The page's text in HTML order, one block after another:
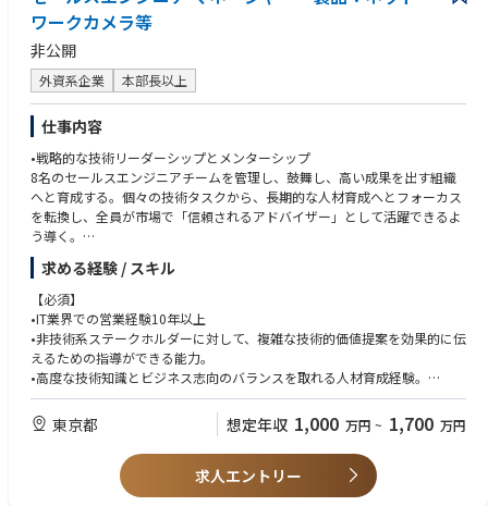
ラクティスに関する知見を提供する
インテグレーターや主要パートナーと協業し、複雑な技術課題の解決を推
進す
デモや PoC を企画・実施し、ソリューションの価値を分かりやすく伝え
る
顧客のビジネス目標を技術要件に落とし込み、製品機能や新ソリューショ
ンの改善にフィードバックする
プロダクトマネジメントと緊密に連携し、プロダクト、サービス、ソリュ
ーション全体に加え、必要なサードパーティ要素を含むソリューション
を、CAPEX／SaaS／IaaS いずれの形態でも提供できるよう設計する
技術的な観点から価値を訴求し、顧客からの懸念や質問に対応する
デリバリーチームへの円滑なナレッジトランスファーを行い、プロジェク
ト移行を支援する
業界ベストプラクティスに基づき、技術ソリューションの規模策定、設
計、構成に関する技術的助言を行う
JUNOS をはじめ、MPLS、SR-MPLS、SRv6、L2/L3 VPN、EVPN、VXLA
N、BGP、CoS などの技術に加え、 SP WAN（アクセス／アグリゲーショ
ン／エッジ／コア）、Enterprise WAN、データセンター、仮想化技術に関
する専門知識を有する
JUNOS を中心とした MX、PTX、QFX、CX、SRX、EX、ACX、vMX、vSRX
などの HPE Networking 製品や、 Routing Director、Mist、Apstra などの
管理・自動化ソリューション、ならびに SDN／NFV に関する知識を活か
し、 アカウントマネージャーと協力して最適なソリューションを提案する
品
Apstra、Paragon Automation/Routing Director などの自動化ツール
Netconf、REST API、YANG、テレメトリによる監視・管理
DPDK、SR-IOV、SmartNIC などを利用した x86 仮想化技術
RFP／入札対応（コンプライアンス、BoM、価格、ソリューション文書）
の経験
日常会話レベルの英語、読み書きができる
【あると望ましい経験、スキル】
技術営業におけるリーダーシップまたはメンタリング経験
JNCIE または同等のエキスパート資格
API、Postman、JSON、Python などのプログラミングに対する基礎的な
ワークカメラ等
非公開
外資系企業 本部長以上
仕事内容
•戦略的な技術リーダーシップとメンターシップ
8名のセールスエンジニアチームを管理し、鼓舞し、高い成果を出す組織
へと育成する。個々の技術タスクから、長期的な人材育成へとフォーカス
を転換し、全員が市場で「信頼されるアドバイザー」として活躍できるよ
う導く。
・プリセールスの卓越性とエコシステム最適化
技術営業支援の全体戦略を主導する。SEリソースを重要案件へ戦略的に配
置し、意思決定者への影響力を最大化し、Axisソリューションが営業サイ
クルの初期段階から仕様に組み込まれるよう促す。
・スケーラブルな知識移転とAxis Academy戦略
ームへ専門知識を円滑に伝達するため、Axis Academyを中心とした高イン
パクトなトレーニングプログラムや革新的な技術資料を企画・推進する。
・クロスファンクショナルな技術
日本の営業組織とグローバル／APACの技術リーダーシップをつなぐ主要
求める経験 / スキル
【必須】
•IT業界での営業経験10年以上
•非技術系ステークホルダーに対して、複雑な技術的価値提案を効果的に伝
えるための指導ができる能力。
•高度な技術知識とビジネス志向のバランスを取れる人材育成経験。
•営業サイクルの構造を理解し、大規模案件を獲得するために技術リソー
スを戦略的に配置できる能力。
•技術的実現性と商業的要件のギャップを埋め、社内営業チームおよび外
部パートナー双方にとって「信頼されるアドバイザー」として機能できる
•MS Office（Word、Excel、PowerPoint、Teams、Outlook）の基本操作
東京都 想定年収 1,000 万円 ~ 1,700 万円
求人エントリー